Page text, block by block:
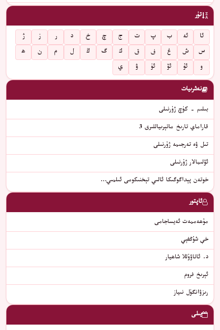
تۈر
ئا ئە ب پ ت ج چ خ د ر ز
ژ
س
ش غ ف ق ك گ ڭ ل م ن
ھ
و
ئۇ ئۆ ئۈ ۋ ي
نەشرىيات
بىلىم - كۈچ ژۇرنىلى
قاراماي تارىخ ماتېرىياللىرى 3
تىل ۋە تەرجىمە ژۇرنىلى
ئۆلىمالار ژۇرنىلى
خوتەن پېداگوگىكا ئالىي تېخنىكومى ئىلمىي…
ئاپتور
مۇھەممەت ئەيساجامى
خې شۇڭفېي
د. ئاتاۋۇللا شاھيار
ئېرىخ فروم
رىزۋانگۈل نىياز
يىلى